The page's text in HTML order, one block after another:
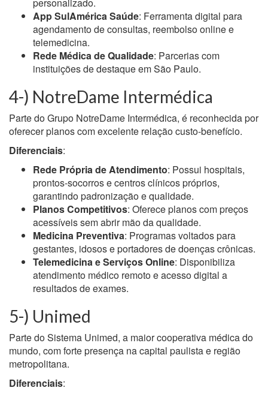
App SulAmérica Saúde: Ferramenta digital para
agendamento de consultas, reembolso online e
telemedicina.
Rede Médica de Qualidade: Parcerias com
instituições de destaque em São Paulo.
4-) NotreDame Intermédica
Parte do Grupo NotreDame Intermédica, é reconhecida por
oferecer planos com excelente relação custo-benefício.
Diferenciais:
Rede Própria de Atendimento: Possui hospitais,
prontos-socorros e centros clínicos próprios,
garantindo padronização e qualidade.
Planos Competitivos: Oferece planos com preços
acessíveis sem abrir mão da qualidade.
Medicina Preventiva: Programas voltados para
gestantes, idosos e portadores de doenças crônicas.
Telemedicina e Serviços Online: Disponibiliza
atendimento médico remoto e acesso digital a
resultados de exames.
5-) Unimed
Parte do Sistema Unimed, a maior cooperativa médica do
mundo, com forte presença na capital paulista e região
metropolitana.
Diferenciais: